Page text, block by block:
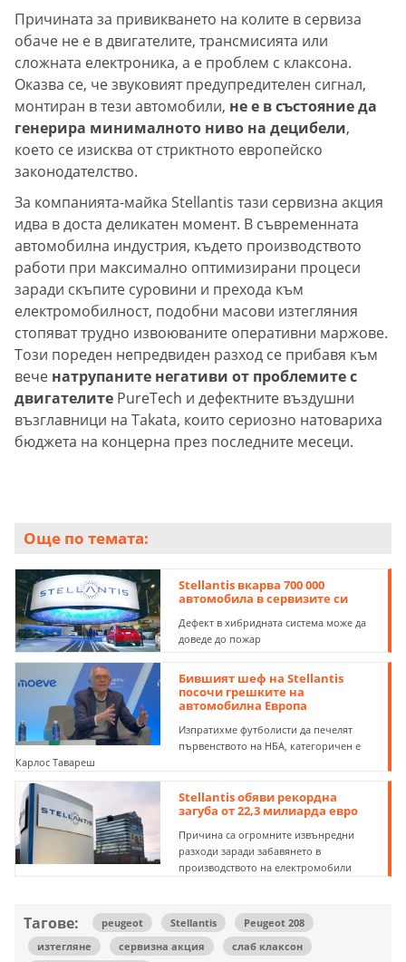
Причината за привикването на колите в сервиза
обаче не е в двигателите, трансмисията или
сложната електроника, а е проблем с клаксона.
Оказва се, че звуковият предупредителен сигнал,
монтиран в тези автомобили, не е в състояние да
генерира минималното ниво на децибели,
което се изисква от стриктното европейско
законодателство.
За компанията-майка Stellantis тази сервизна акция
идва в доста деликатен момент. В съвременната
автомобилна индустрия, където производството
работи при максимално оптимизирани процеси
заради скъпите суровини и прехода към
електромобилност, подобни масови изтегляния
стопяват трудно извоюваните оперативни маржове.
Този пореден непредвиден разход се прибавя към
вече натрупаните негативи от проблемите с
двигателите PureTech и дефектните въздушни
възглавници на Takata, които сериозно натовариха
бюджета на концерна през последните месеци.
Още по темата:
Stellantis вкарва 700 000
автомобила в сервизите си
Дефект в хибридната система може да
доведе до пожар
Бившият шеф на Stellantis
посочи грешките на
автомобилна Европа
Изпратихме футболисти да печелят
първенството на НБА, категоричен е
Карлос Тавареш
Stellantis обяви рекордна
загуба от 22,3 милиарда евро
Причина са огромните извънредни
разходи заради забавянето в
производството на електромобили
Тагове: peugeot Stellantis
Peugeot 208
изтегляне
сервизна акция
слаб клаксон